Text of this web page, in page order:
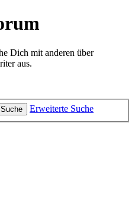
Dich mit anderen über
aus.
Suche Erweiterte Suche